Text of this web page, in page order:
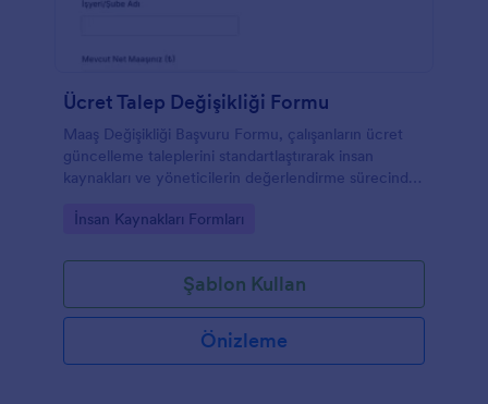
Ücret Talep Değişikliği Formu
Maaş Değişikliği Başvuru Formu, çalışanların ücret
güncelleme taleplerini standartlaştırarak insan
kaynakları ve yöneticilerin değerlendirme sürecinde
Go to Category:
İnsan Kaynakları Formları
Şablon Kullan
Önizleme